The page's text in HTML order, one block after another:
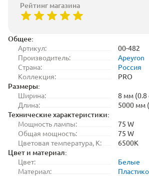
Общее:
Артикул:
00-482
Производитель:
Apeyron
Страна:
Россия
Коллекция:
PRO
Размеры:
Ширина:
8 мм (0.8
Длина:
5000 мм
Технические характеристики:
Мощность лампы:
75 W
Общая мощность:
75 W
Цветовая температура, K:
6500K
Цвет и материал:
Цвет:
Белые
Материал:
Рейтинг магазина